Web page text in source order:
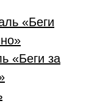
«Беги за